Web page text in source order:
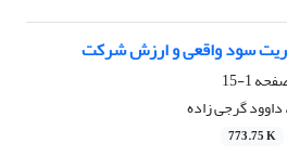
سود واقعی و ارزش شرکت
1-15
گرجی زاده
773.75 K